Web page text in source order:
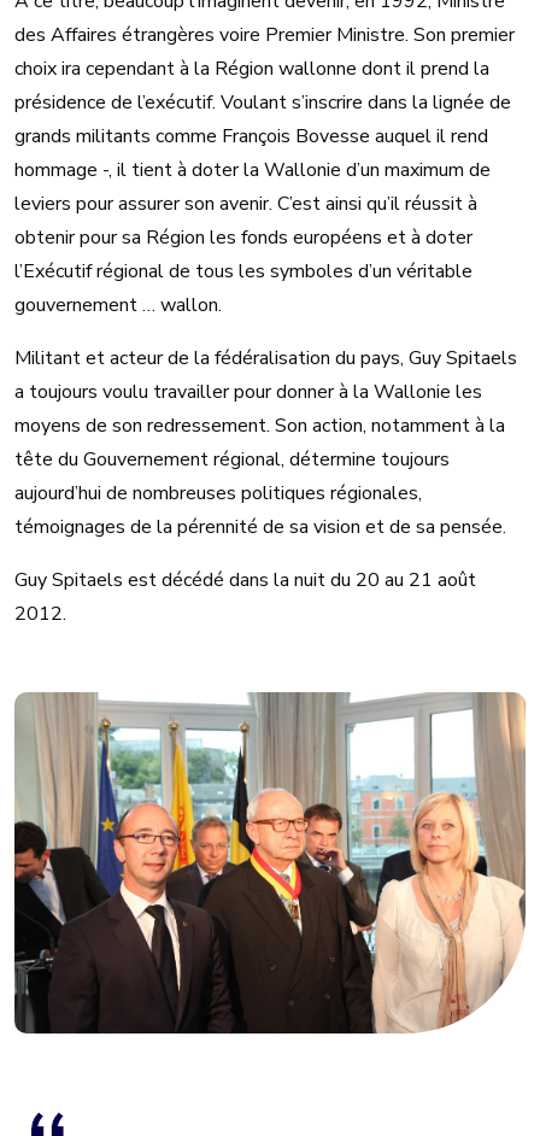
des Affaires étrangères voire Premier Ministre. Son premier
choix ira cependant à la Région wallonne dont il prend la
présidence de l’exécutif. Voulant s’inscrire dans la lignée de
grands militants comme François Bovesse auquel il rend
hommage -, il tient à doter la Wallonie d’un maximum de
leviers pour assurer son avenir. C’est ainsi qu’il réussit à
obtenir pour sa Région les fonds européens et à doter
l’Exécutif régional de tous les symboles d’un véritable
gouvernement … wallon.
Militant et acteur de la fédéralisation du pays, Guy Spitaels
a toujours voulu travailler pour donner à la Wallonie les
moyens de son redressement. Son action, notamment à la
tête du Gouvernement régional, détermine toujours
aujourd’hui de nombreuses politiques régionales,
témoignages de la pérennité de sa vision et de sa pensée.
Guy Spitaels est décédé dans la nuit du 20 au 21 août
2012.